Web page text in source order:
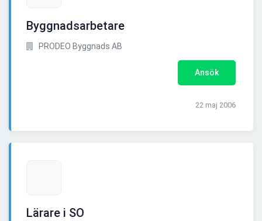
Byggnadsarbetare
PRODEO Byggnads AB
Ansök
22 maj 2006
Lärare i SO